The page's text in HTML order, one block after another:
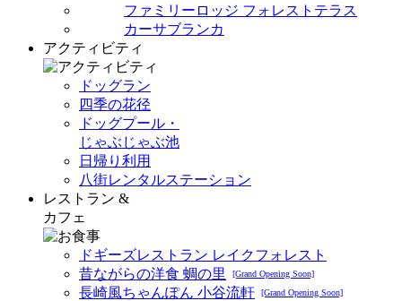
ファミリーロッジ フォレストテラス
カーサブランカ
アクティビティ
ドッグラン
四季の花径
ドッグプール・
じゃぶじゃぶ池
日帰り利用
八街レンタルステーション
レストラン &
カフェ
ドギーズレストラン レイクフォレスト
昔ながらの洋食 蜩の里
[Grand Opening Soon]
長崎風ちゃんぽん 小谷流軒 [Grand Opening Soon]